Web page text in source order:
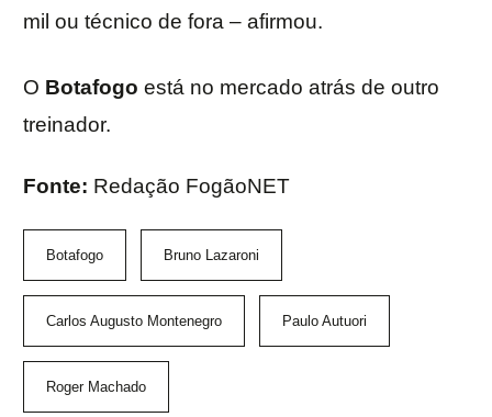
mil ou técnico de fora – afirmou.
O Botafogo está no mercado atrás de outro
treinador.
Fonte: Redação FogãoNET
Botafogo Bruno Lazaroni
Carlos Augusto Montenegro Paulo Autuori
Roger Machado